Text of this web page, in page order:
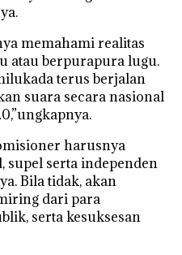
memahami realitas
atau berpurapura lugu.
terus berjalan
suara secara nasional
harusnya
supel serta independen
Bila tidak, akan
dari para
serta kesuksesan